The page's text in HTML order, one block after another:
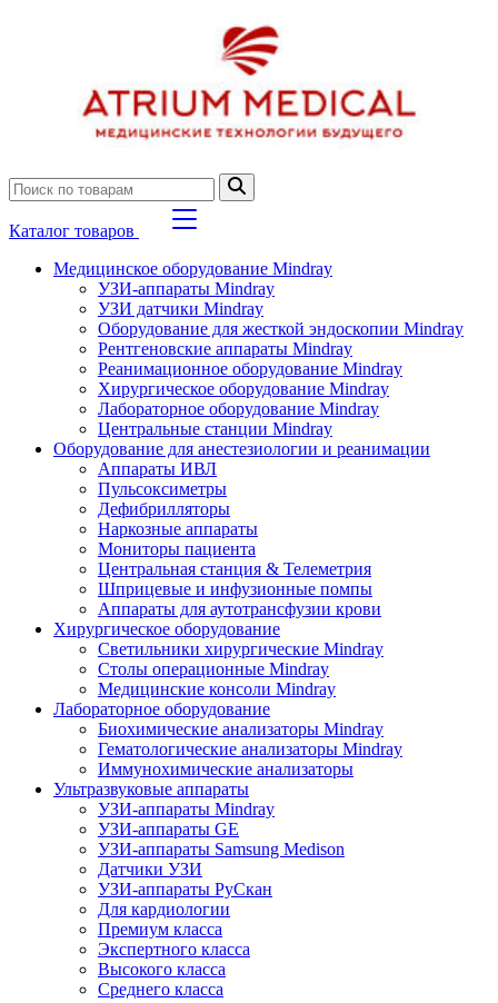
Каталог товаров
Медицинское оборудование Mindray
УЗИ-аппараты Mindray
УЗИ датчики Mindray
Оборудование для жесткой эндоскопии Mindray
Рентгеновские аппараты Mindray
Реанимационное оборудование Mindray
Хирургическое оборудование Mindray
Лабораторное оборудование Mindray
Центральные станции Mindray
Оборудование для анестезиологии и реанимации
Аппараты ИВЛ
Пульсоксиметры
Дефибрилляторы
Наркозные аппараты
Мониторы пациента
Центральная станция & Телеметрия
Шприцевые и инфузионные помпы
Аппараты для аутотрансфузии крови
Хирургическое оборудование
Светильники хирургические Mindray
Столы операционные Mindray
Медицинские консоли Mindray
Лабораторное оборудование
Биохимические анализаторы Mindray
Гематологические анализаторы Mindray
Иммунохимические анализаторы
Ультразвуковые аппараты
УЗИ-аппараты Mindray
УЗИ-аппараты GE
УЗИ-аппараты Samsung Medison
Датчики УЗИ
УЗИ-аппараты РуСкан
Для кардиологии
Премиум класса
Экспертного класса
Высокого класса
Среднего класса